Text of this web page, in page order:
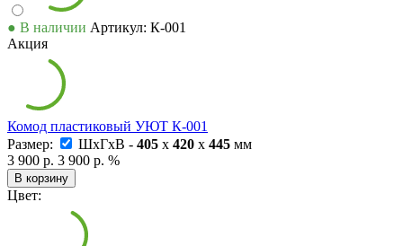
● В наличии Артикул: К-001
Акция
Комод пластиковый УЮТ К-001
Размер:
ШxГxВ - 405 x 420 x 445 мм
3 900 р. 3 900 р. %
В корзину
Цвет: